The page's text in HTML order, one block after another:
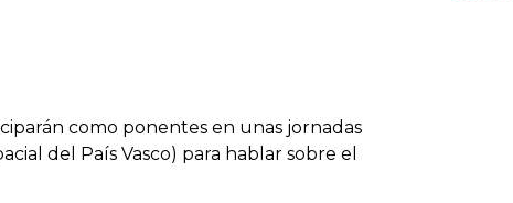
como ponentes en unas jornadas
del País Vasco) para hablar sobre el